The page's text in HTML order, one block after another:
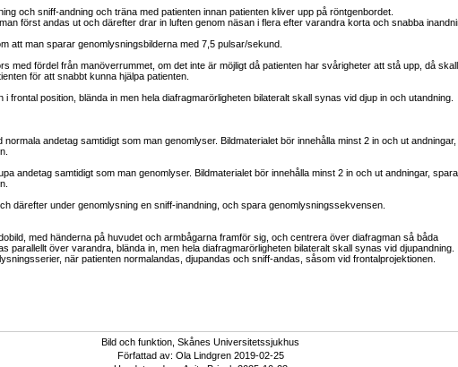
och sniff-andning och träna med patienten innan patienten kliver upp på röntgenbordet.
först andas ut och därefter drar in luften genom näsan i flera efter varandra korta och snabba
att man sparar genomlysningsbilderna med 7,5 pulsar/sekund.
med fördel från manöverrummet, om det inte är möjligt då patienten har svårigheter att stå upp, då
för att snabbt kunna hjälpa patienten.
i frontal position, blända in men hela diafragmarörligheten bilateralt skall synas vid djup in och utandning.
normala andetag samtidigt som man genomlyser. Bildmaterialet bör innehålla minst 2 in och ut
andetag samtidigt som man genomlyser. Bildmaterialet bör innehålla minst 2 in och ut andningar, spara
därefter under genomlysning en sniff-inandning, och spara genomlysningssekvensen.
med händerna på huvudet och armbågarna framför sig, och centrera över diafragman så båda
parallellt över varandra, blända in, men hela diafragmarörligheten bilateralt skall synas vid djupandning.
när patienten normalandas, djupandas och sniff-andas, såsom vid frontalprojektionen.
Bild och funktion, Skånes Universitetssjukhus
Författad av: Ola Lindgren 2019-02-25